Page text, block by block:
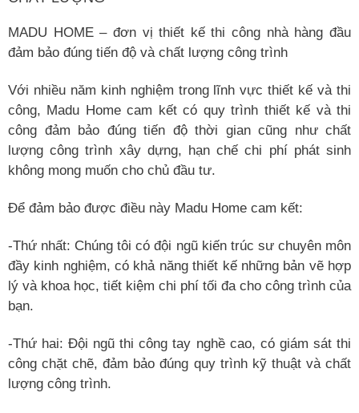
MADU HOME – đơn vị thiết kế thi công nhà hàng đầu
đảm bảo đúng tiến độ và chất lượng công trình
Với nhiều năm kinh nghiệm trong lĩnh vực thiết kế và thi
công, Madu Home cam kết có quy trình thiết kế và thi
công đảm bảo đúng tiến độ thời gian cũng như chất
lượng công trình xây dựng, hạn chế chi phí phát sinh
không mong muốn cho chủ đầu tư.
Để đảm bảo được điều này Madu Home cam kết:
-Thứ nhất: Chúng tôi có đội ngũ kiến trúc sư chuyên môn
đầy kinh nghiệm, có khả năng thiết kế những bản vẽ hợp
lý và khoa học, tiết kiệm chi phí tối đa cho công trình của
bạn.
-Thứ hai: Đội ngũ thi công tay nghề cao, có giám sát thi
công chặt chẽ, đảm bảo đúng quy trình kỹ thuật và chất
lượng công trình.